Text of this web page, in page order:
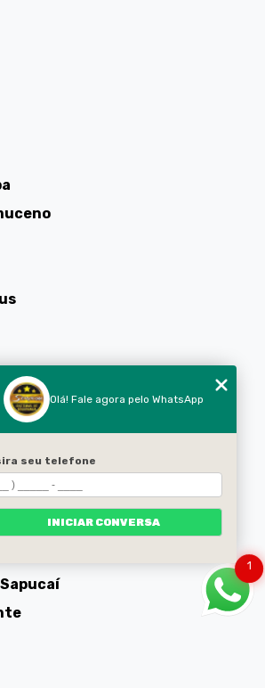
Sapucaí
1
Olá! Fale agora pelo WhatsApp
seu telefone
INICIAR CONVERSA